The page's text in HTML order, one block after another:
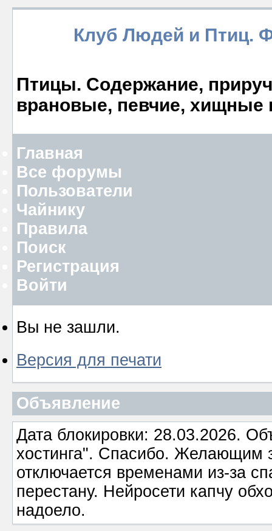
Клуб Людей и Птиц.
Птицы. Содержание,
врановые, певчие, хищные
Главная
Все форумы
Пользователи
Чайнику
Правила
Поиск
Регистрация
Войти
Вы не зашли.
Версия для печати
Объявление
Дата блокировки: 28.03.2026.
хостинга". Спасибо. Желающим
отключается временами из-за
перестану. Нейросети капчу
надоело.